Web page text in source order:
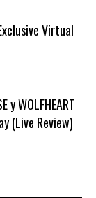
Virtual
y WOLFHEART
(Live Review)